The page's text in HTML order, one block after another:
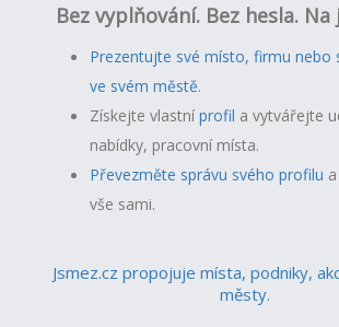
Bez vyplňování. Bez hesla.
Prezentujte své místo, firmu nebo
ve svém městě.
Získejte vlastníprofil a vytvářejte
nabídky, pracovní místa.
Převezměte správu svého profilu
vše sami.
Jsmez.cz propojuje místa, podniky,
městy.